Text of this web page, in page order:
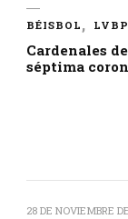
BÉISBOL LVBP
Cardenales
séptima
28 DE NOVIEMBRE